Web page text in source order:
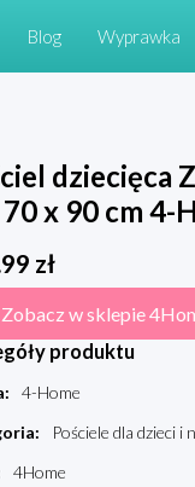
Blog Wyprawka
dziecięca
70 x 90 cm 4-
zł
Zobacz w sklepie
produktu
:
4-Home
:
Pościele dla dzieci i
4Home